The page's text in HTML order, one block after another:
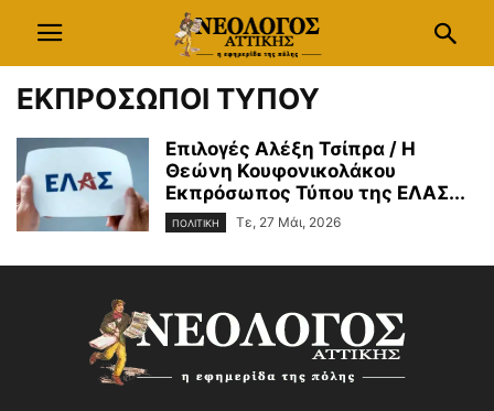
ΕΚΠΡΟΣΩΠΟΙ ΤΥΠΟΥ
Επιλογές Αλέξη Τσίπρα / Η
Θεώνη Κουφονικολάκου
Εκπρόσωπος Τύπου της ΕΛΑΣ...
ΠΟΛΙΤΙΚΗ Τε, 27 Μάι, 2026